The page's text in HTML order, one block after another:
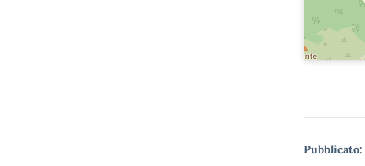
Pubblicato: